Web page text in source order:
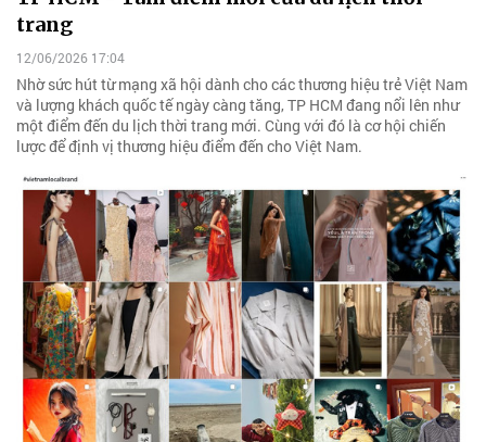
trang
12/06/2026 17:04
Nhờ sức hút từ mạng xã hội dành cho các thương hiệu trẻ Việt Nam
và lượng khách quốc tế ngày càng tăng, TP HCM đang nổi lên như
một điểm đến du lịch thời trang mới. Cùng với đó là cơ hội chiến
lược để định vị thương hiệu điểm đến cho Việt Nam.